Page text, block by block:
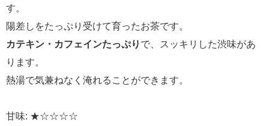
す。
陽差しをたっぷり受けて育ったお茶です。
カテキン・カフェインたっぷり で、スッキリした渋味があ
ります。
熱湯で気兼ねなく淹れることができます。
甘味: ★☆☆☆☆